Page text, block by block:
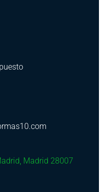
, Madrid 28007